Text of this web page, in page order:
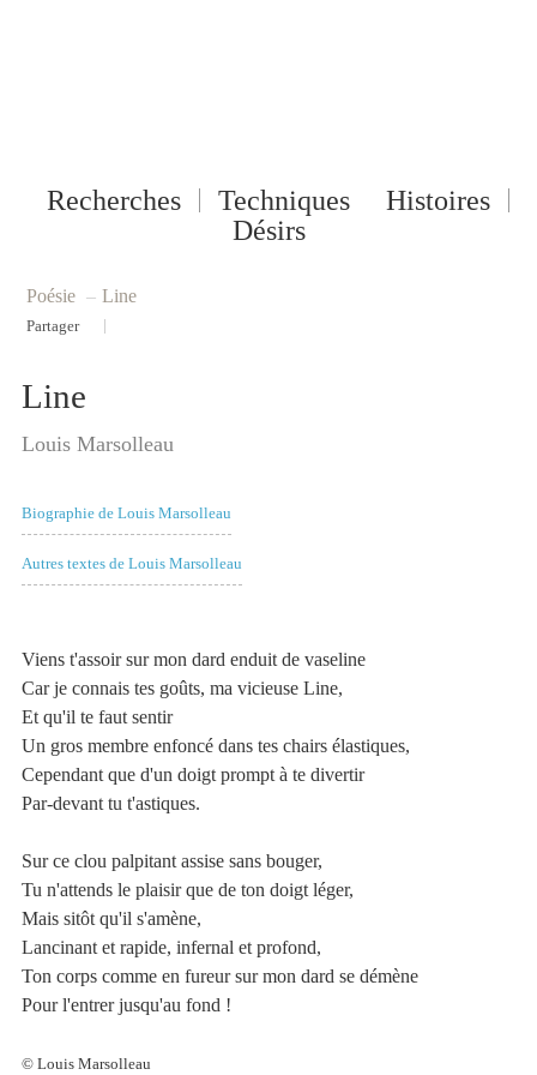
Recherches Techniques
Histoires
Désirs
Poésie – Line
Partager
Line
Louis Marsolleau
Biographie de Louis Marsolleau
Autres textes de Louis Marsolleau
Viens t'assoir sur mon dard enduit de vaseline
Car je connais tes goûts, ma vicieuse Line,
Et qu'il te faut sentir
Un gros membre enfoncé dans tes chairs élastiques,
Cependant que d'un doigt prompt à te divertir
Par-devant tu t'astiques.
Sur ce clou palpitant assise sans bouger,
Tu n'attends le plaisir que de ton doigt léger,
Mais sitôt qu'il s'amène,
Lancinant et rapide, infernal et profond,
Ton corps comme en fureur sur mon dard se démène
Pour l'entrer jusqu'au fond !
© Louis Marsolleau